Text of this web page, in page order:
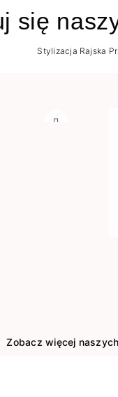
się
Stylizacja Rajska
Zobacz więcej